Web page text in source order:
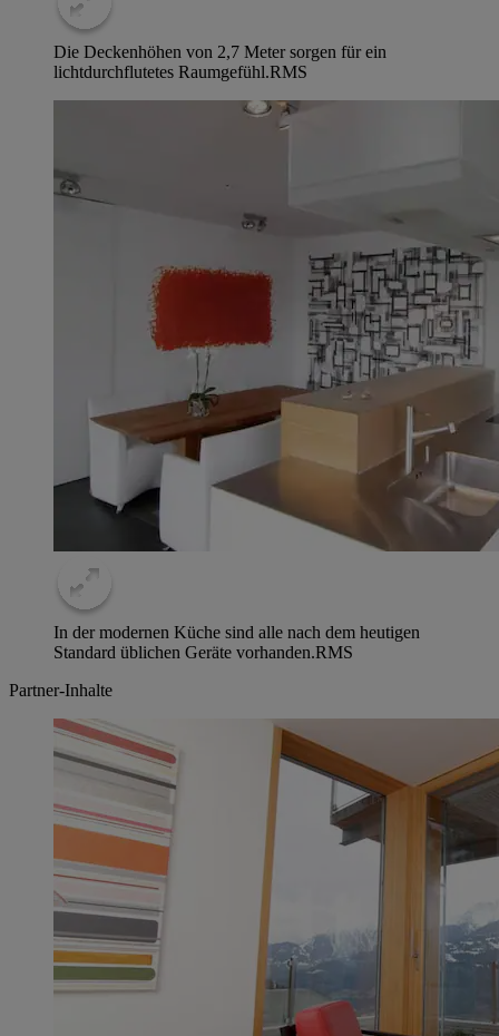
Die Deckenhöhen von 2,7 Meter sorgen für ein
lichtdurchflutetes Raumgefühl.RMS
In der modernen Küche sind alle nach dem heutigen
Standard üblichen Geräte vorhanden.RMS
Partner-Inhalte